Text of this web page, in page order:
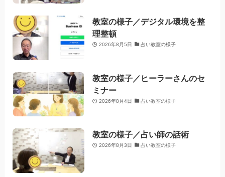
教室の様子／デジタル環境を整
理整頓
2026年8月5日 占い教室の様子
教室の様子／ヒーラーさんのセ
ミナー
2026年8月4日 占い教室の様子
教室の様子／占い師の話術
2026年8月3日 占い教室の様子